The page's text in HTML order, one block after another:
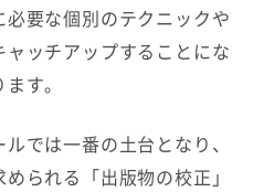
要な個別のテクニックや
ッチアップすることにな
す。
では一番の土台となり、
られる「出版物の校正」